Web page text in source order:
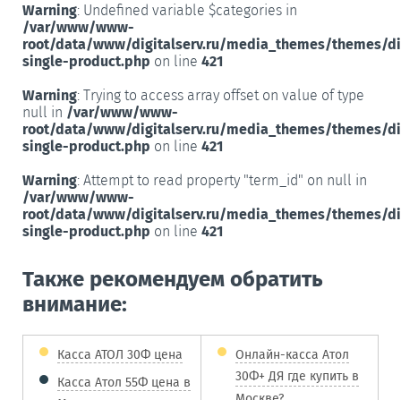
Warning: Undefined variable $categories in
/var/www/www-
root/data/www/digitalserv.ru/media_themes/themes/
single-product.php on line 421
Warning: Trying to access array offset on value of type
null in /var/www/www-
root/data/www/digitalserv.ru/media_themes/themes/
single-product.php on line 421
Warning: Attempt to read property "term_id" on null in
/var/www/www-
root/data/www/digitalserv.ru/media_themes/themes/
single-product.php on line 421
Также рекомендуем обратить
внимание:
Касса АТОЛ 30Ф цена
Касса Атол 55Ф цена в
Онлайн-касса Атол
30Ф+ ДЯ где купить в